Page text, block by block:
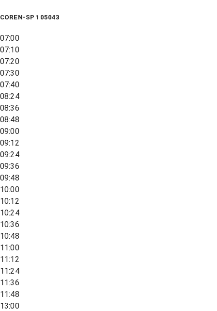
COREN-SP 105043
07:00
07:10
07:20
07:30
07:40
08:24
08:36
08:48
09:00
09:12
09:24
09:36
09:48
10:00
10:12
10:24
10:36
10:48
11:00
11:12
11:24
11:36
11:48
13:00